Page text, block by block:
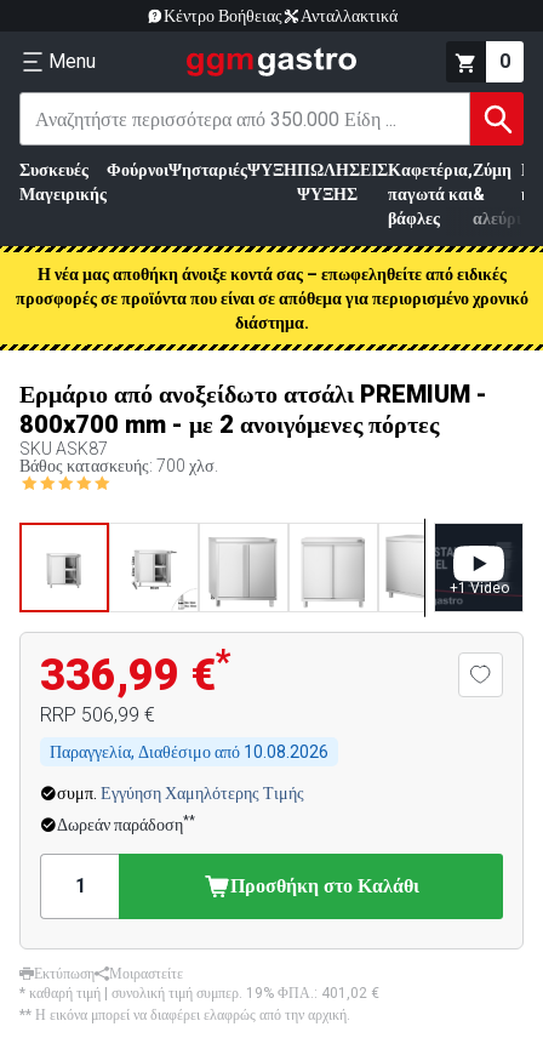
Κέντρο Βοήθειας Ανταλλακτικά
Menu 0
Συσκευές
Μαγειρικής
ΦούρνοιΨησταριέςΨΥΞΗΠΩΛΗΣΕΙΣ
ΨΥΞΗΣ
Καφετέρια,
παγωτά και
βάφλες
Ζύμη
&
αλεύρι
Η νέα μας αποθήκη άνοιξε κοντά σας – επωφεληθείτε από ειδικές
προσφορές σε προϊόντα που είναι σε απόθεμα για περιορισμένο χρονικό
διάστημα.
Ερμάριο από ανοξείδωτο ατσάλι PREMIUM -
800x700 mm - με 2 ανοιγόμενες πόρτες
SKU ASK87
Βάθος κατασκευής: 700 χλσ.
+1 Video
336,99 €*
RRP 506,99 €
Παραγγελία, Διαθέσιμο από 10.08.2026
συμπ. Εγγύηση Χαμηλότερης Τιμής
Δωρεάν παράδοση**
Προσθήκη στο Καλάθι
Εκτύπωση
Μοιραστείτε
* καθαρή τιμή | συνολική τιμή συμπερ. 19% ΦΠΑ.: 401,02 €
** Η εικόνα μπορεί να διαφέρει ελαφρώς από την αρχική.